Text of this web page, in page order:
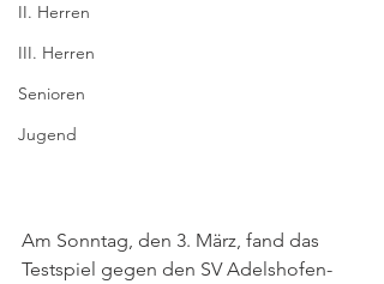
II. Herren
III. Herren
Senioren
Jugend
Am Sonntag, den 3. März, fand das
Testspiel gegen den SV Adelshofen-